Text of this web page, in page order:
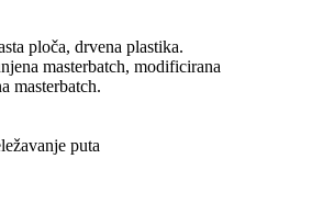
ploča, drvena plastika.
masterbatch, modificirana
masterbatch.
puta